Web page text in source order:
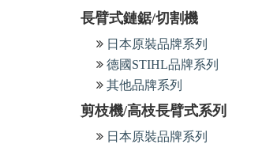
長臂式鏈鋸/切割機
日本原裝品牌系列
德國STIHL品牌系列
其他品牌系列
剪枝機/高枝長臂式系列
日本原裝品牌系列